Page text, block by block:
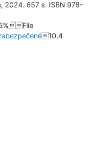
2024. 657 s. ISBN 978-
File
10.4